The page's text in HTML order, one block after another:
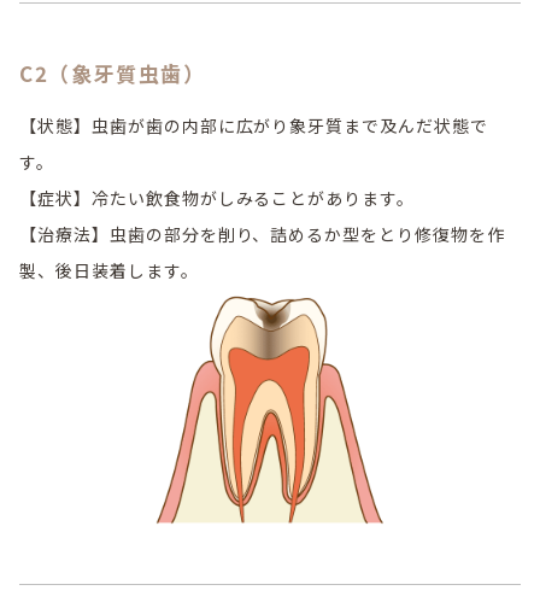
C2（象牙質虫歯）
【状態】虫歯が歯の内部に広がり象牙質まで及んだ状態で
す。
【症状】冷たい飲食物がしみることがあります。
【治療法】虫歯の部分を削り、詰めるか型をとり修復物を作
製、後日装着します。